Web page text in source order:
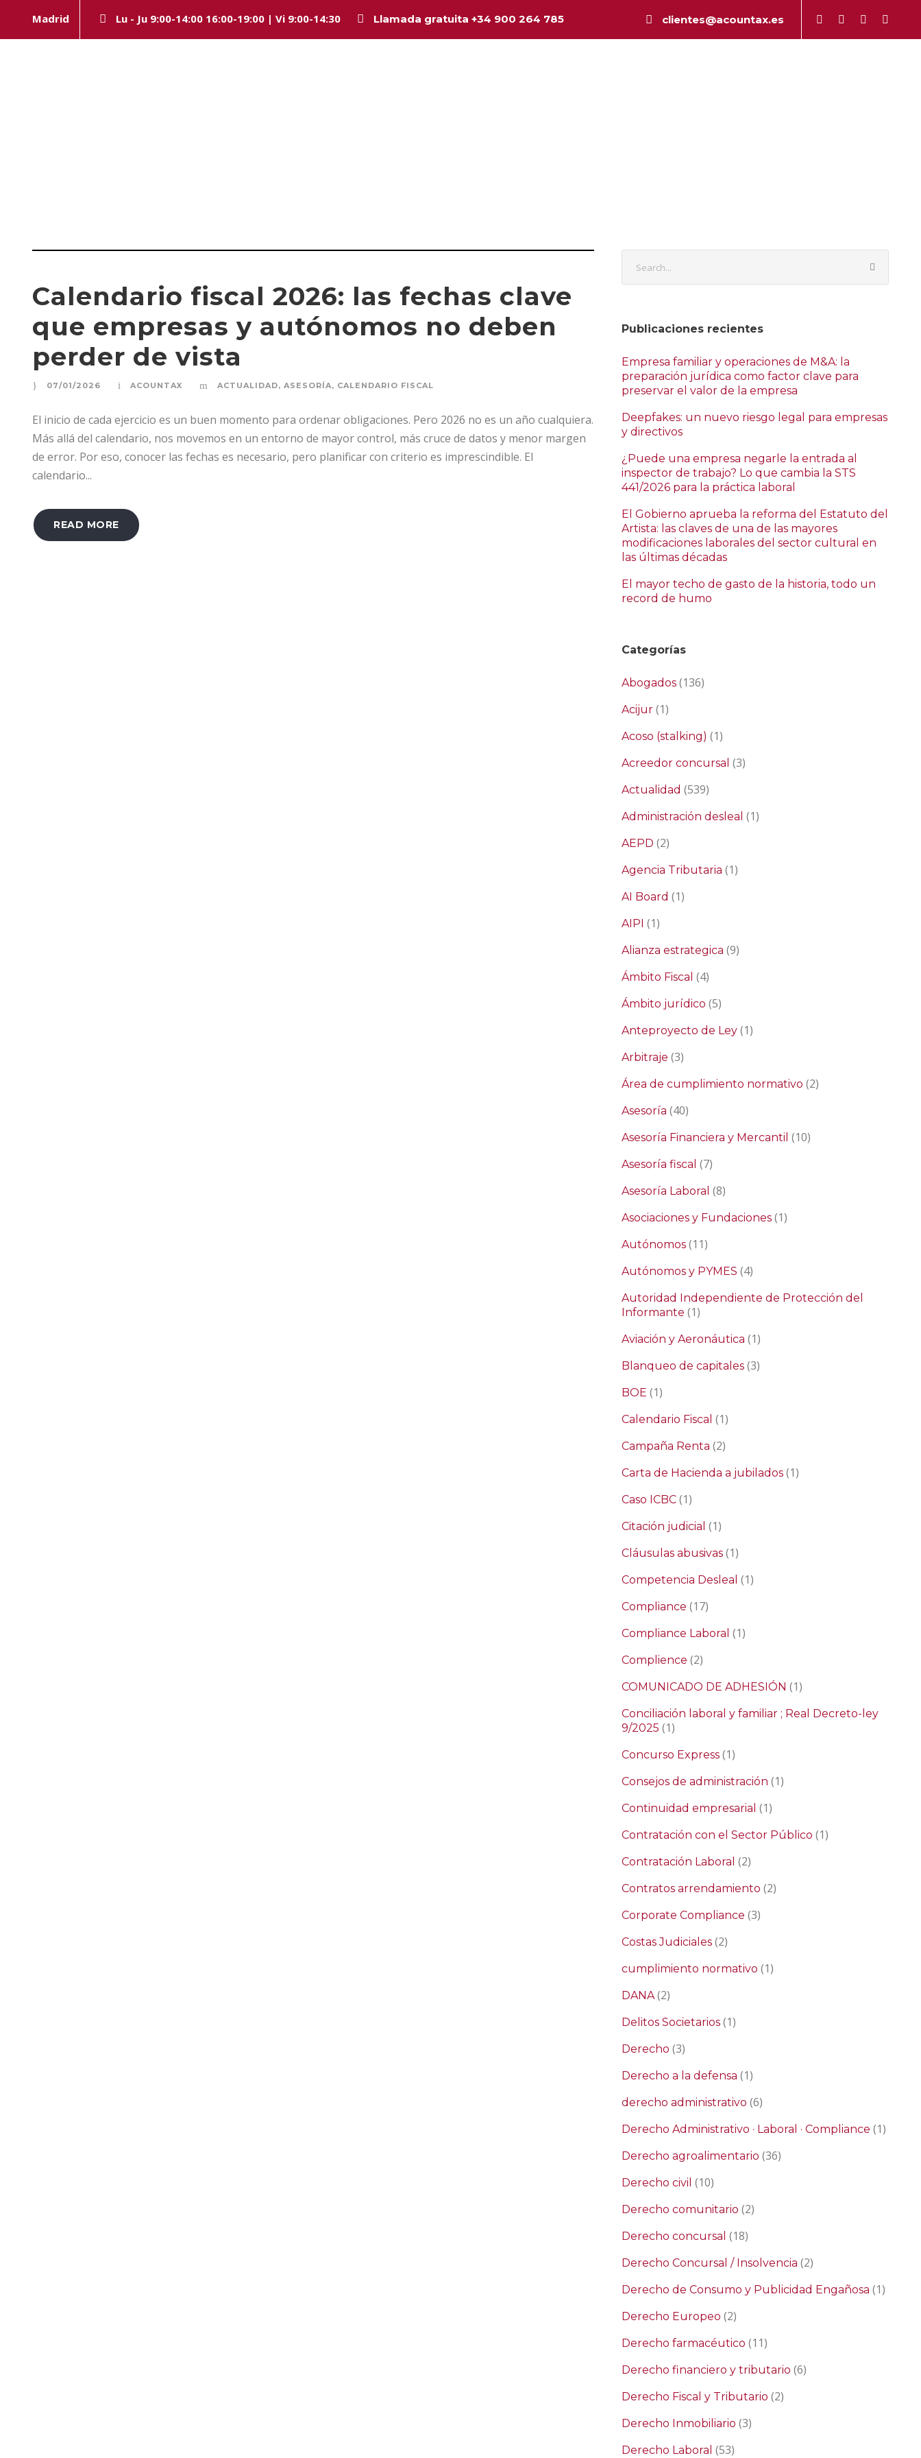
Madrid Lu - Ju 9:00-14:00 16:00-19:00 | Vi 9:00-14:30 Llamada gratuita +34 900 264 785 clientes@acountax.es
Calendario fiscal 2026: las fechas clave
que empresas y autónomos no deben
perder de vista
07/01/2026 ACOUNTAX ACTUALIDAD, ASESORÍA, CALENDARIO FISCAL
El inicio de cada ejercicio es un buen momento para ordenar obligaciones. Pero 2026 no es un año cualquiera.
Más allá del calendario, nos movemos en un entorno de mayor control, más cruce de datos y menor margen
de error. Por eso, conocer las fechas es necesario, pero planificar con criterio es imprescindible. El
calendario...
READ MORE
Publicaciones recientes
Empresa familiar y operaciones de M&A: la
preparación jurídica como factor clave para
preservar el valor de la empresa
Deepfakes: un nuevo riesgo legal para empresas
y directivos
¿Puede una empresa negarle la entrada al
inspector de trabajo? Lo que cambia la STS
441/2026 para la práctica laboral
El Gobierno aprueba la reforma del Estatuto del
Artista: las claves de una de las mayores
modificaciones laborales del sector cultural en
las últimas décadas
El mayor techo de gasto de la historia, todo un
record de humo
Categorías
Abogados (136)
Acijur (1)
Acoso (stalking) (1)
Acreedor concursal (3)
Actualidad (539)
Administración desleal (1)
AEPD (2)
Agencia Tributaria (1)
AI Board (1)
AIPI (1)
Alianza estrategica (9)
Ámbito Fiscal (4)
Ámbito jurídico (5)
Anteproyecto de Ley (1)
Arbitraje (3)
Área de cumplimiento normativo (2)
Asesoría (40)
Asesoría Financiera y Mercantil (10)
Asesoría fiscal (7)
Asesoría Laboral (8)
Asociaciones y Fundaciones (1)
Autónomos (11)
Autónomos y PYMES (4)
Autoridad Independiente de Protección del
Informante (1)
Aviación y Aeronáutica (1)
Blanqueo de capitales (3)
BOE (1)
Calendario Fiscal (1)
Campaña Renta (2)
Carta de Hacienda a jubilados (1)
Caso ICBC (1)
Citación judicial (1)
Cláusulas abusivas (1)
Competencia Desleal (1)
Compliance (17)
Compliance Laboral (1)
Complience (2)
COMUNICADO DE ADHESIÓN (1)
Conciliación laboral y familiar ; Real Decreto-ley
9/2025 (1)
Concurso Express (1)
Consejos de administración (1)
Continuidad empresarial (1)
Contratación con el Sector Público (1)
Contratación Laboral (2)
Contratos arrendamiento (2)
Corporate Compliance (3)
Costas Judiciales (2)
cumplimiento normativo (1)
DANA(2)
Delitos Societarios (1)
Derecho (3)
Derecho a la defensa (1)
derecho administrativo (6)
Derecho Administrativo · Laboral · Compliance (1)
Derecho agroalimentario (36)
Derecho civil (10)
Derecho comunitario (2)
Derecho concursal (18)
Derecho Concursal / Insolvencia (2)
Derecho de Consumo y Publicidad Engañosa (1)
Derecho Europeo (2)
Derecho farmacéutico (11)
Derecho financiero y tributario (6)
Derecho Fiscal y Tributario (2)
Derecho Inmobiliario (3)
Derecho Laboral (53)